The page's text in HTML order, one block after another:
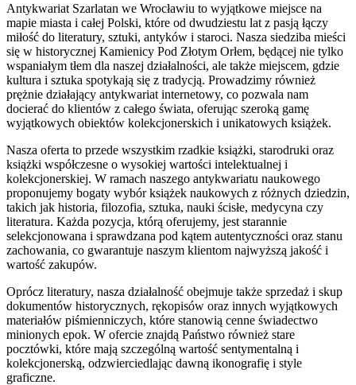
Antykwariat Szarlatan we Wrocławiu to wyjątkowe miejsce na
mapie miasta i całej Polski, które od dwudziestu lat z pasją łączy
miłość do literatury, sztuki, antyków i staroci. Nasza siedziba mieści
się w historycznej Kamienicy Pod Złotym Orłem, będącej nie tylko
wspaniałym tłem dla naszej działalności, ale także miejscem, gdzie
kultura i sztuka spotykają się z tradycją. Prowadzimy również
prężnie działający antykwariat internetowy, co pozwala nam
docierać do klientów z całego świata, oferując szeroką gamę
wyjątkowych obiektów kolekcjonerskich i unikatowych książek.
Nasza oferta to przede wszystkim rzadkie książki, starodruki oraz
książki współczesne o wysokiej wartości intelektualnej i
kolekcjonerskiej. W ramach naszego antykwariatu naukowego
proponujemy bogaty wybór książek naukowych z różnych dziedzin,
takich jak historia, filozofia, sztuka, nauki ścisłe, medycyna czy
literatura. Każda pozycja, którą oferujemy, jest starannie
selekcjonowana i sprawdzana pod kątem autentyczności oraz stanu
zachowania, co gwarantuje naszym klientom najwyższą jakość i
wartość zakupów.
Oprócz literatury, nasza działalność obejmuje także sprzedaż i skup
dokumentów historycznych, rękopisów oraz innych wyjątkowych
materiałów piśmienniczych, które stanowią cenne świadectwo
minionych epok. W ofercie znajdą Państwo również stare
pocztówki, które mają szczególną wartość sentymentalną i
kolekcjonerską, odzwierciedlając dawną ikonografię i style
graficzne.